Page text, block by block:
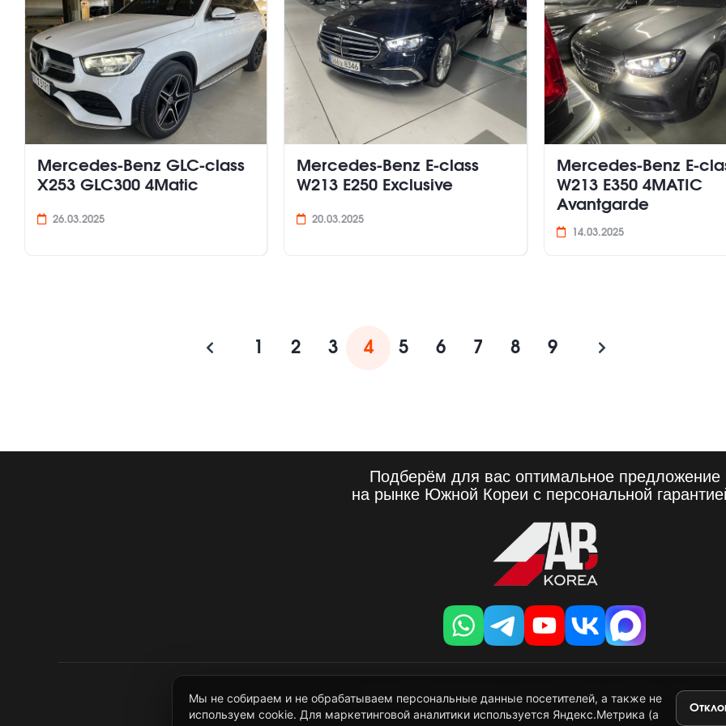
Mercedes-Benz GLC-class
X253 GLC300 4Matic
26.03.2025
Mercedes-Benz E-class
W213 E250 Exclusive
20.03.2025
Mercedes-Benz E-
W213 E350 4MATIC
Avantgarde
14.03.2025
1 2 3 4 5 6 7 8 9
Подберём для вас оптимальное предложение
на рынке Южной Кореи с персональной
ПОЛЬЗОВАТЕЛЬСКОЕ СОГЛАШЕНИЕ СЕРВИСА
ПРАВОВАЯ ИНФОРМАЦИЯ
Мы не собираем и не обрабатываем персональные данные посетителей, а также не
используем cookie. Для маркетинговой аналитики используется Яндекс.Метрика (а